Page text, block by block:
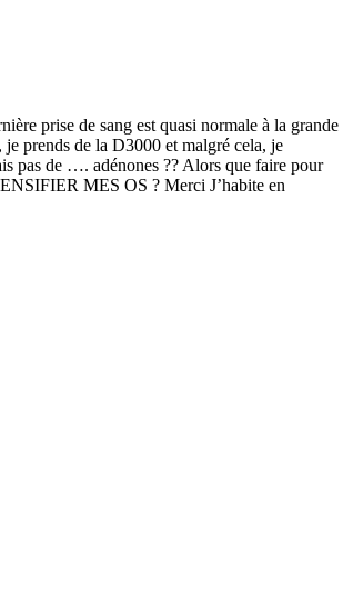
prise de sang est quasi normale à la grande
je prends de la D3000 et malgré cela, je
pas de …. adénones ?? Alors que faire pour
MES OS ? Merci J’habite en